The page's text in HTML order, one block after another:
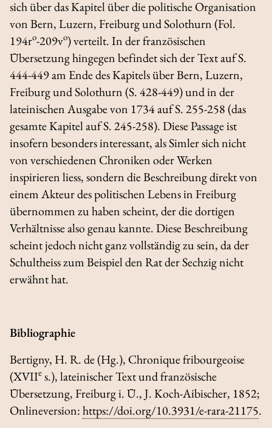
sich über das Kapitel über die politische Organisation
von Bern, Luzern, Freiburg und Solothurn (Fol.
194ro-209vo) verteilt. In der französischen
Übersetzung hingegen befindet sich der Text auf S.
444-449 am Ende des Kapitels über Bern, Luzern,
Freiburg und Solothurn (S. 428-449) und in der
lateinischen Ausgabe von 1734 auf S. 255-258 (das
gesamte Kapitel auf S. 245-258). Diese Passage ist
insofern besonders interessant, als Simler sich nicht
von verschiedenen Chroniken oder Werken
inspirieren liess, sondern die Beschreibung direkt von
einem Akteur des politischen Lebens in Freiburg
übernommen zu haben scheint, der die dortigen
Verhältnisse also genau kannte. Diese Beschreibung
scheint jedoch nicht ganz vollständig zu sein, da der
Schultheiss zum Beispiel den Rat der Sechzig nicht
erwähnt hat.
Bibliographie
Bertigny, H. R. de (Hg.), Chronique fribourgeoise
(XVIIe s.), lateinischer Text und französische
Übersetzung, Freiburg i. Ü., J. Koch-Aibischer, 1852;
Onlineversion:https://doi.org/10.3931/e-rara-21175.